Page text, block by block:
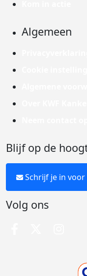
Algemeen
Blijf op de
Schrijf je in
Volg ons